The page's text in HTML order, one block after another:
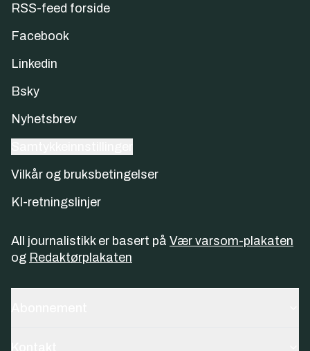
RSS-feed forside
Facebook
Linkedin
Bsky
Nyhetsbrev
Vilkår og bruksbetingelser
KI-retningslinjer
All journalistikk er basert på Vær varsom-plakaten
og Redaktørplakaten